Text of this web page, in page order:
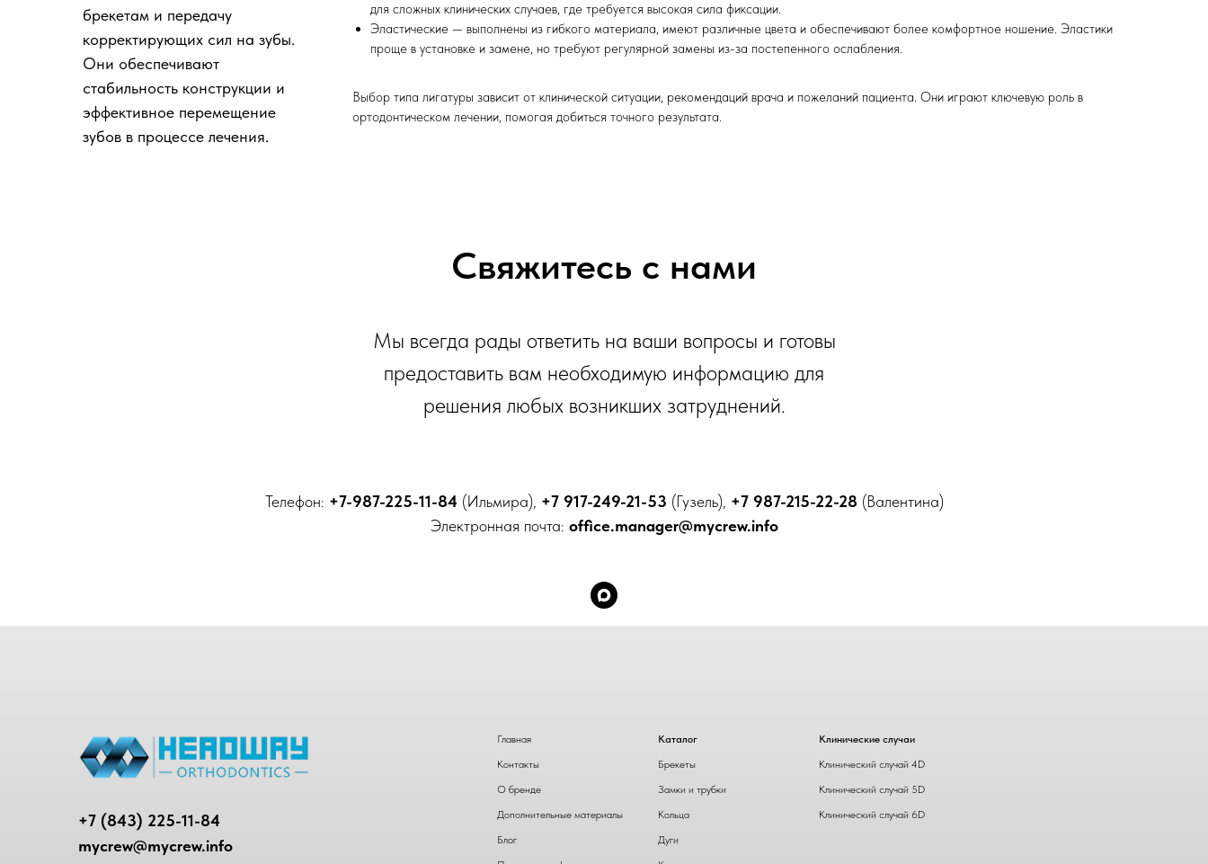
брекетам и передачу
корректирующих сил на зубы.
Они обеспечивают
стабильность конструкции и
эффективное перемещение
зубов в процессе лечения.
для сложных клинических случаев, где требуется высокая сила фиксации.
Эластические — выполнены из гибкого материала, имеют различные цвета и обеспечивают более комфортное ношение. Эластики
проще в установке и замене, но требуют регулярной замены из-за постепенного ослабления.
Выбор типа лигатуры зависит от клинической ситуации, рекомендаций врача и пожеланий пациента. Они играют ключевую роль в
ортодонтическом лечении, помогая добиться точного результата.
Свяжитесь с нами
Мы всегда рады ответить на ваши вопросы и готовы
предоставить вам необходимую информацию для
решения любых возникших затруднений.
Телефон: +7-987-225-11-84 (Ильмира), +7 917-249-21-53 (Гузель), +7 987-215-22-28 (Валентина)
Электронная почта: office.manager@mycrew.info
+7 (843) 225-11-84
mycrew@mycrew.info
Главная
Контакты
О бренде
Дополнительные материалы
Блог
Каталог
Брекеты
Замки и трубки
Кольца
Дуги
Клинические случаи
Клинический случай 4D
Клинический случай 5D
Клинический случай 6D